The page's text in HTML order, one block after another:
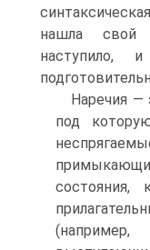
нашла свой
наступило,
Наречия —
под
состояния,